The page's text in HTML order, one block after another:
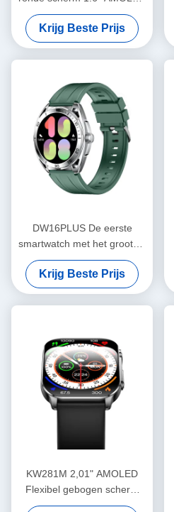
horloge
Krijg Beste Prijs
DW16PLUS De eerste
smartwatch met het grootste
ronde 1,6" AMOLED-scherm
in de industrie
Krijg Beste Prijs
KW281M 2,01" AMOLED
Flexibel gebogen scherm
Smart Watch PVD Metalen